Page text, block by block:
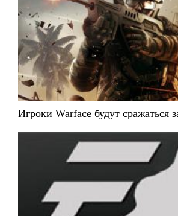
Игроки Warface будут сражаться